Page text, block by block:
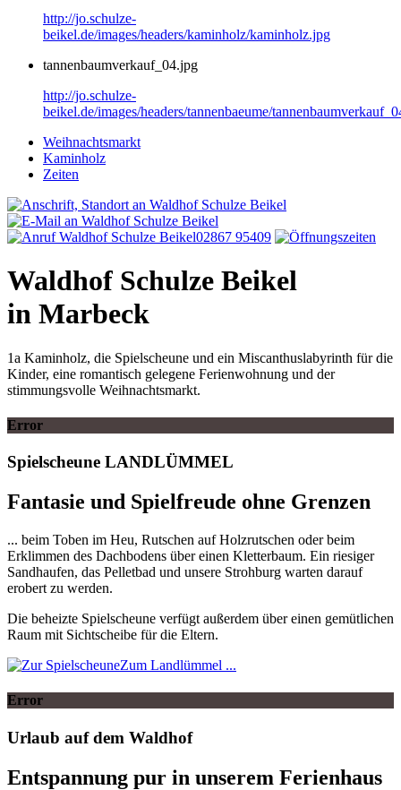
http://jo.schulze-
beikel.de/images/headers/kaminholz/kaminholz.jpg
tannenbaumverkauf_04.jpg
http://jo.schulze-
beikel.de/images/headers/tannenbaeume/
Weihnachtsmarkt
Kaminholz
Zeiten
02867 95409
Waldhof Schulze Beikel
in Marbeck
1a Kaminholz, die Spielscheune und ein Miscanthuslabyrinth für die
Kinder, eine romantisch gelegene Ferienwohnung und der
stimmungsvolle Weihnachtsmarkt.
Error
Spielscheune LANDLÜMMEL
Fantasie und Spielfreude ohne Grenzen
... beim Toben im Heu, Rutschen auf Holzrutschen oder beim
Erklimmen des Dachbodens über einen Kletterbaum. Ein riesiger
Sandhaufen, das Pelletbad und unsere Strohburg warten darauf
erobert zu werden.
Die beheizte Spielscheune verfügt außerdem über einen gemütlichen
Raum mit Sichtscheibe für die Eltern.
Zum Landlümmel ...
Error
Urlaub auf dem Waldhof
Entspannung pur in unserem Ferienhaus